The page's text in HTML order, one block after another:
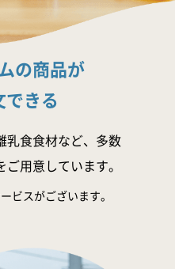
の商品が
できる
乳食食材など、多数
用意しています。
ビスがございます。